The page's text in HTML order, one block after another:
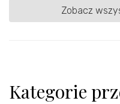
Zobacz
Kategorie